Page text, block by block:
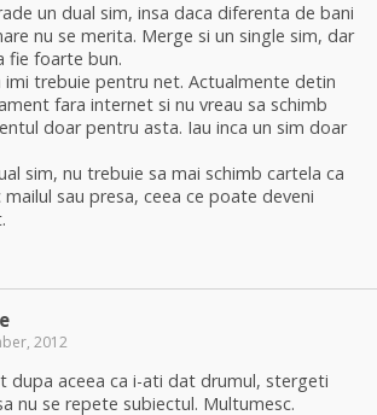
un dual sim, insa daca diferenta de bani
nu se merita. Merge si un single sim, dar
fie foarte bun.
imi trebuie pentru net. Actualmente detin
fara internet si nu vreau sa schimb
doar pentru asta. Iau inca un sim doar
sim, nu trebuie sa mai schimb cartela ca
mailul sau presa, ceea ce poate deveni
2012
dupa aceea ca i-ati dat drumul, stergeti
nu se repete subiectul. Multumesc.